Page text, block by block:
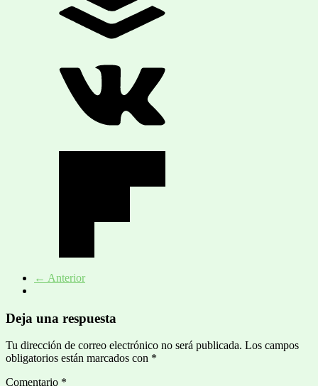
← Anterior
Deja una respuesta
Tu dirección de correo electrónico no será publicada. Los campos
obligatorios están marcados con *
Comentario *